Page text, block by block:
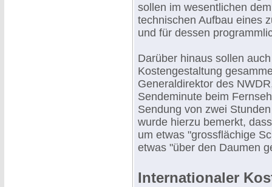
sollen im wesentlichen
technischen Aufbau eines
und für dessen
Darüber hinaus sollen
Kostengestaltung
Generaldirektor des
Sendeminute beim
Sendung von zwei
wurde hierzu bemerkt,
um etwas "grossflächige
etwas "über den Daumen
Internationaler